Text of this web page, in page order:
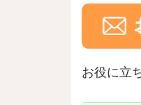
お役に立